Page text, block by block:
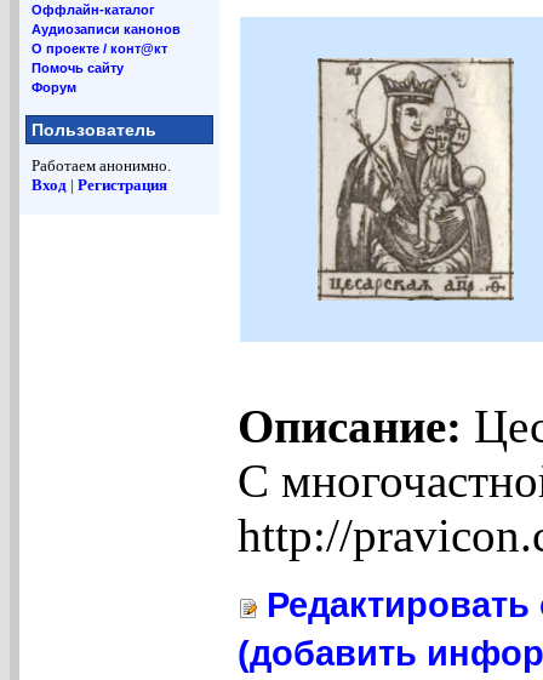
Оффлайн-каталог
Аудиозаписи канонов
О проекте / конт@кт
Помочь сайту
Форум
Пользователь
Работаем анонимно.
Вход | Регистрация
Описание:
С
http://
(добавить